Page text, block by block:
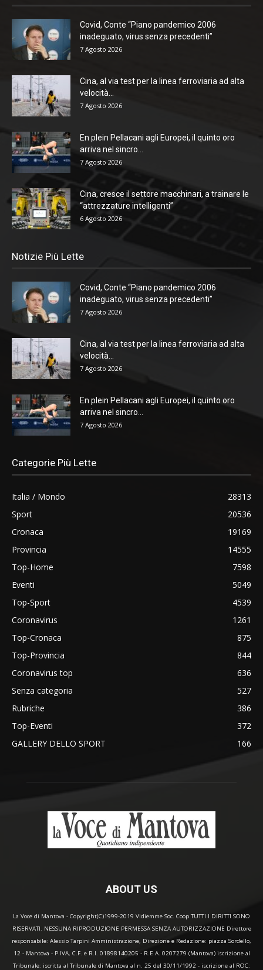
Covid, Conte “Piano pandemico 2006
inadeguato, virus senza precedenti”
7 Agosto 2026
Cina, al via test per la linea ferroviaria ad alta
velocità...
7 Agosto 2026
En plein Pellacani agli Europei, il quinto oro
arriva nel sincro...
7 Agosto 2026
Cina, cresce il settore macchinari, a trainare le
“attrezzature intelligenti”
6 Agosto 2026
Notizie Più Lette
Covid, Conte “Piano pandemico 2006
inadeguato, virus senza precedenti”
7 Agosto 2026
Cina, al via test per la linea ferroviaria ad alta
velocità...
7 Agosto 2026
En plein Pellacani agli Europei, il quinto oro
arriva nel sincro...
7 Agosto 2026
Categorie Più Lette
Italia / Mondo
28313
Sport
20536
Cronaca
19169
Provincia
14555
Top-Home
7598
Eventi
5049
Top-Sport
4539
Coronavirus
1261
Top-Cronaca
875
Top-Provincia
844
Coronavirus top
636
Senza categoria
527
Rubriche
386
Top-Eventi
372
GALLERY DELLO SPORT
166
ABOUT US
La Voce di Mantova - Copyright(C)1999-2019 Vidiemme Soc. Coop TUTTI I DIRITTI SONO
RISERVATI. NESSUNA RIPRODUZIONE PERMESSA SENZA AUTORIZZAZIONE Direttore
responsabile: Alessio Tarpini Amministrazione, Direzione e Redazione: piazza Sordello,
12 - Mantova - P.IVA, C.F. e R.I. 01898140205 - R.E.A. 0207279 (Mantova) iscrizione al
Tribunale: iscritta al Tribunale di Mantova al n. 25 del 30/11/1992 - iscrizione al ROC: